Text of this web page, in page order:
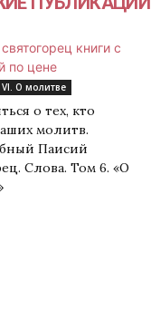
О молитве
о тех, кто
молитв.
Паисий
Слова. Том 6. «О